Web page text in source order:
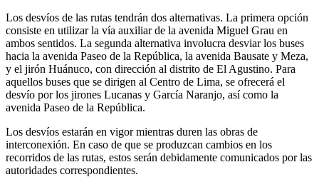
Los desvíos de las rutas tendrán dos alternativas. La primera opción
consiste en utilizar la vía auxiliar de la avenida Miguel Grau en
ambos sentidos. La segunda alternativa involucra desviar los buses
hacia la avenida Paseo de la República, la avenida Bausate y Meza,
y el jirón Huánuco, con dirección al distrito de El Agustino. Para
aquellos buses que se dirigen al Centro de Lima, se ofrecerá el
desvío por los jirones Lucanas y García Naranjo, así como la
avenida Paseo de la República.
Los desvíos estarán en vigor mientras duren las obras de
interconexión. En caso de que se produzcan cambios en los
recorridos de las rutas, estos serán debidamente comunicados por las
autoridades correspondientes.